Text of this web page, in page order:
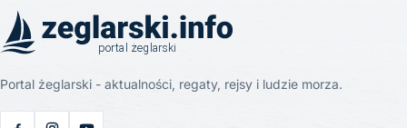
Portal żeglarski - aktualności, regaty, rejsy i ludzie morza.